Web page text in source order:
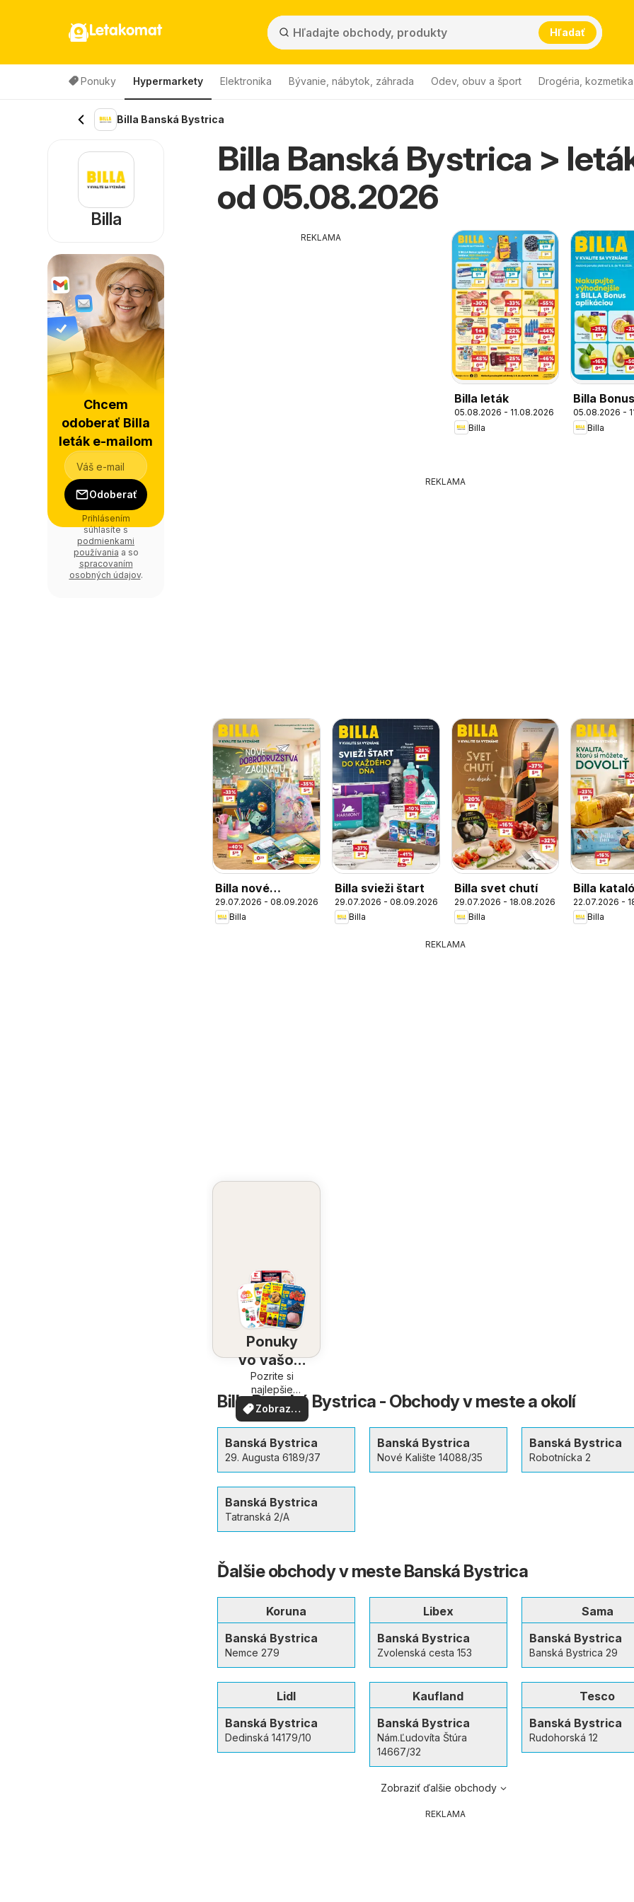
Letakomat Hľadať
Ponuky Hypermarkety Elektronika Bývanie, nábytok, záhrada Odev, obuv a šport Drogéria, kozmetika
Billa Banská Bystrica
Billa Banská Bystrica >
od 05.08.2026
REKLAMA
Billa leták
05.08.2026 - 11.08.2026
Billa
Billa
05.08.2026 -
Billa
REKLAMA
Billa nové
dobrodružstvá
začínajú
29.07.2026 - 08.09.2026
Billa
Billa svieži štart
29.07.2026 - 08.09.2026
Billa
Billa svet chutí
29.07.2026 - 18.08.2026
Billa
Billa
BILLA
22.07.2026 -
Billa
REKLAMA
Ponuky
vo vašom
okolí
Pozrite si
najlepšie
ponuky vo
vašom okolí
Zobraziť
viac
Billa Banská Bystrica - Obchody v meste a okolí
Banská Bystrica
29. Augusta 6189/37
Banská Bystrica
Nové Kalište 14088/35
Banská Bystrica
Robotnícka 2
Banská Bystrica
Tatranská 2/A
Ďalšie obchody v meste Banská Bystrica
Koruna
Banská Bystrica
Nemce 279
Libex
Banská Bystrica
Zvolenská cesta 153
Sama
Banská Bystrica
Banská Bystrica 29
Lidl
Banská Bystrica
Dedinská 14179/10
Kaufland
Banská Bystrica
Nám.Ľudovíta Štúra
14667/32
Tesco
Banská Bystrica
Rudohorská 12
Zobraziť ďalšie obchody
REKLAMA
Billa
Chcem
odoberať Billa
leták e-mailom
Odoberať
Prihlásením
súhlasíte s
podmienkami
používania a so
spracovaním
osobných údajov.